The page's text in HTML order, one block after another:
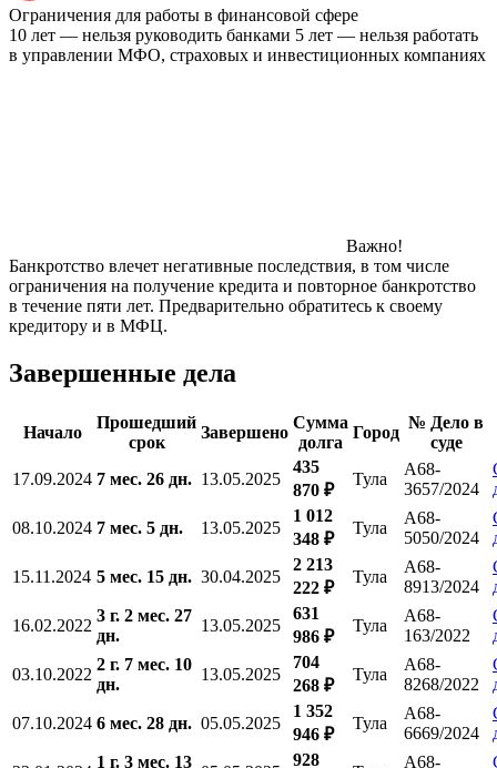
Ограничения для работы в финансовой сфере
10 лет — нельзя руководить банками 5 лет — нельзя работать
в управлении МФО, страховых и инвестиционных компаниях
Важно!
Банкротство влечет негативные последствия, в том числе
ограничения на получение кредита и повторное банкротство
в течение пяти лет. Предварительно обратитесь к своему
кредитору и в МФЦ.
Завершенные дела
Начало
Прошедший
срок
Завершено
Сумма
долга
Город
№ Дело в
суде
17.09.2024 7 мес. 26 дн. 13.05.2025
435
870 ₽
Тула
А68-
3657/2024
08.10.2024 7 мес. 5 дн. 13.05.2025
1 012
348 ₽
Тула
А68-
5050/2024
15.11.2024 5 мес. 15 дн. 30.04.2025
2 213
222 ₽
Тула
А68-
8913/2024
16.02.2022
3 г. 2 мес. 27
дн.
13.05.2025
631
986 ₽
Тула
А68-
163/2022
03.10.2022
2 г. 7 мес. 10
дн.
13.05.2025
704
268 ₽
Тула
А68-
8268/2022
07.10.2024 6 мес. 28 дн. 05.05.2025
1 352
946 ₽
Тула
А68-
6669/2024
1 г. 3 мес. 13
928
А68-